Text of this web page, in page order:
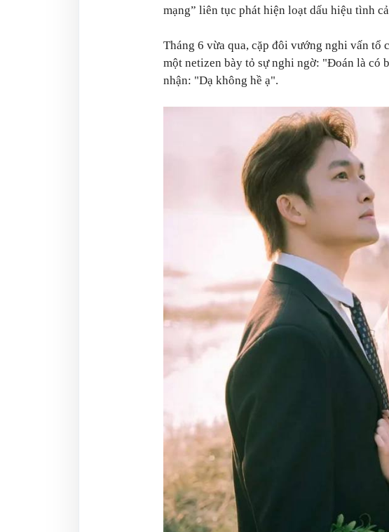
mạng” liên tục phát hiện loạt dấu hiệu tình
Tháng 6 vừa qua, cặp đôi vướng nghi vấn
một netizen bày tỏ sự nghi ngờ: "Đoán là có
nhận: "Dạ không hề ạ".